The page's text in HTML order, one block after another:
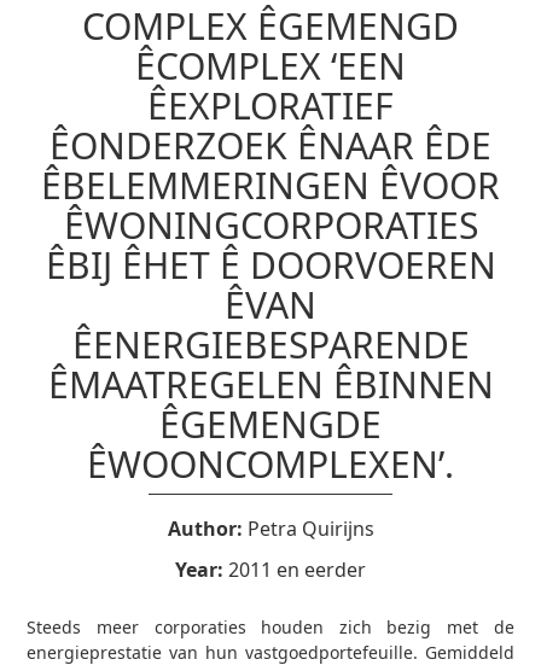
COMPLEX ÊGEMENGD
ÊCOMPLEX ‘EEN
ÊEXPLORATIEF
ÊONDERZOEK ÊNAAR ÊDE
ÊBELEMMERINGEN ÊVOOR
ÊWONINGCORPORATIES
ÊBIJ ÊHET Ê DOORVOEREN
ÊVAN
ÊENERGIEBESPARENDE
ÊMAATREGELEN ÊBINNEN
ÊGEMENGDE
ÊWOONCOMPLEXEN’.
Author: Petra Quirijns
Year: 2011 en eerder
Steeds meer corporaties houden zich bezig met de
energieprestatie van hun vastgoedportefeuille. Gemiddeld